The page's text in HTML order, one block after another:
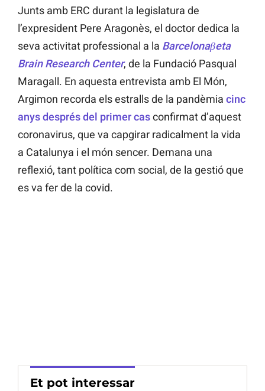
Junts amb ERC durant la legislatura de
l’expresident Pere Aragonès, el doctor dedica la
seva activitat professional a la Barcelonaβeta
Brain Research Center, de la Fundació Pasqual
Maragall. En aquesta entrevista amb El Món,
Argimon recorda els estralls de la pandèmia cinc
anys després del primer casconfirmat d’aquest
coronavirus, que va capgirar radicalment la vida
a Catalunya i el món sencer. Demana una
reflexió, tant política com social, de la gestió que
es va fer de la covid.
Et pot interessar